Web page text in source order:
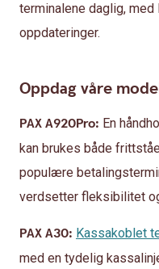
terminalene daglig,
oppdateringer.
Oppdag våre
PAX A920Pro: En
kan brukes både
populære
verdsetter fleksibilitet
PAX A30: Kassakoblet
med en tydelig